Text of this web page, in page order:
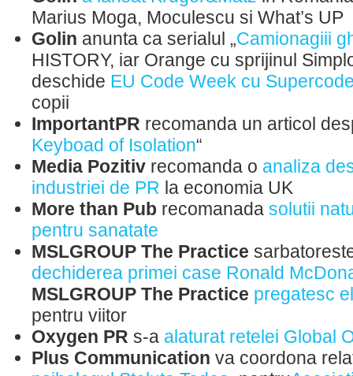
Marius Moga, Moculescu si What’s UP
Golin anunta ca serialul „Camionagiii
HISTORY, iar Orange cu sprijinul
deschide EU Code Week cu
copii
ImportantPR recomanda un articol
Keyboad of Isolation“
Media Pozitiv recomanda o analiza
industriei de PR la economia UK
More than Pub recomanada solutii
pentru sanatate
MSLGROUP The Practice
dechiderea primei case Ronald
MSLGROUP The Practice pregatesc
pentru viitor
Oxygen PR s-a alaturat retelei Global
Plus Communication va coordona